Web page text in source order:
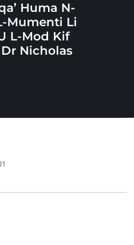
Huma N-
Mumenti Li
L-Mod Kif
Nicholas